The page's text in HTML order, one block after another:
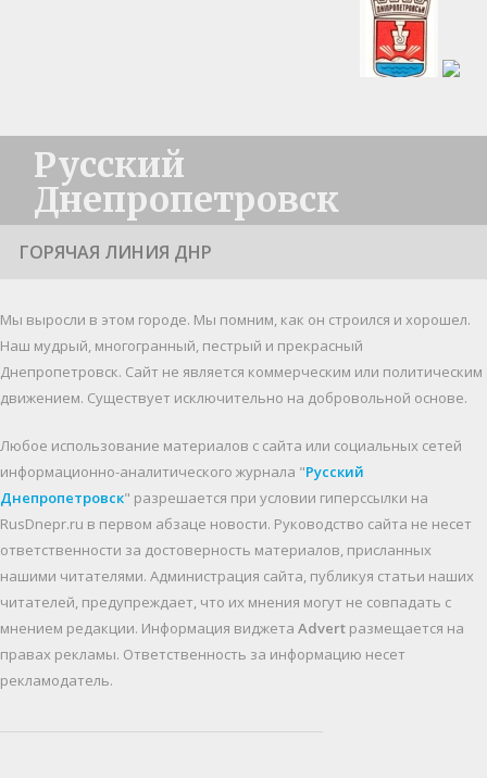
Русский
Днепропетровск
ГОРЯЧАЯ ЛИНИЯ ДНР
Мы выросли в этом городе. Мы помним, как он строился и хорошел.
Наш мудрый, многогранный, пестрый и прекрасный
Днепропетровск. Cайт не является коммерческим или политическим
движением. Существует исключительно на добровольной основе.
Любое использование материалов c сайта или социальных сетей
информационно-аналитического журнала "Русский
Днепропетровск" разрешается при условии гиперссылки на
RusDnepr.ru в первом абзаце новости. Руководство сайта не несет
ответственности за достоверность материалов, присланных
нашими читателями. Администрация сайта, публикуя статьи наших
читателей, предупреждает, что их мнения могут не совпадать с
мнением редакции. Информация виджета Advert размещается на
правах рекламы. Ответственность за информацию несет
рекламодатель.